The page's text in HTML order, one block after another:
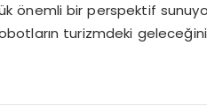
bir perspektif
turizmdeki